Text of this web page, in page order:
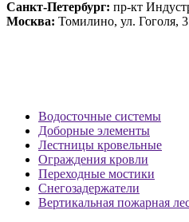
Санкт-Петербург: пр-кт
Москва: Томилино, ул. Гоголя,
Водосточные системы
Доборные элементы
Лестницы кровельные
Ограждения кровли
Переходные мостики
Снегозадержатели
Вертикальная пожарная